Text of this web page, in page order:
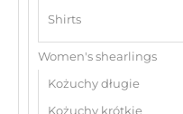
Shirts
Women's shearlings
Kożuchy długie
Kożuchy krótkie